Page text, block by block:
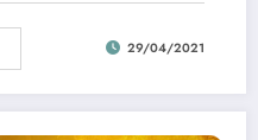
29/04/2021